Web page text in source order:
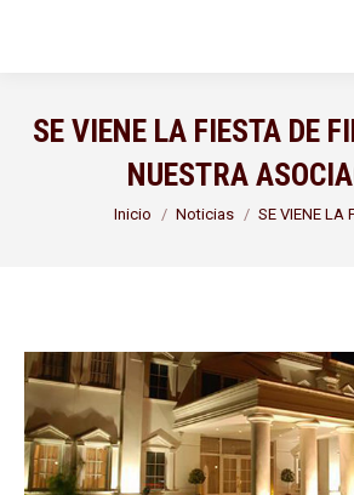
SE VIENE LA FIESTA DE
NUESTRA
Estás aquí:
Inicio Noticias SE VIENE LA